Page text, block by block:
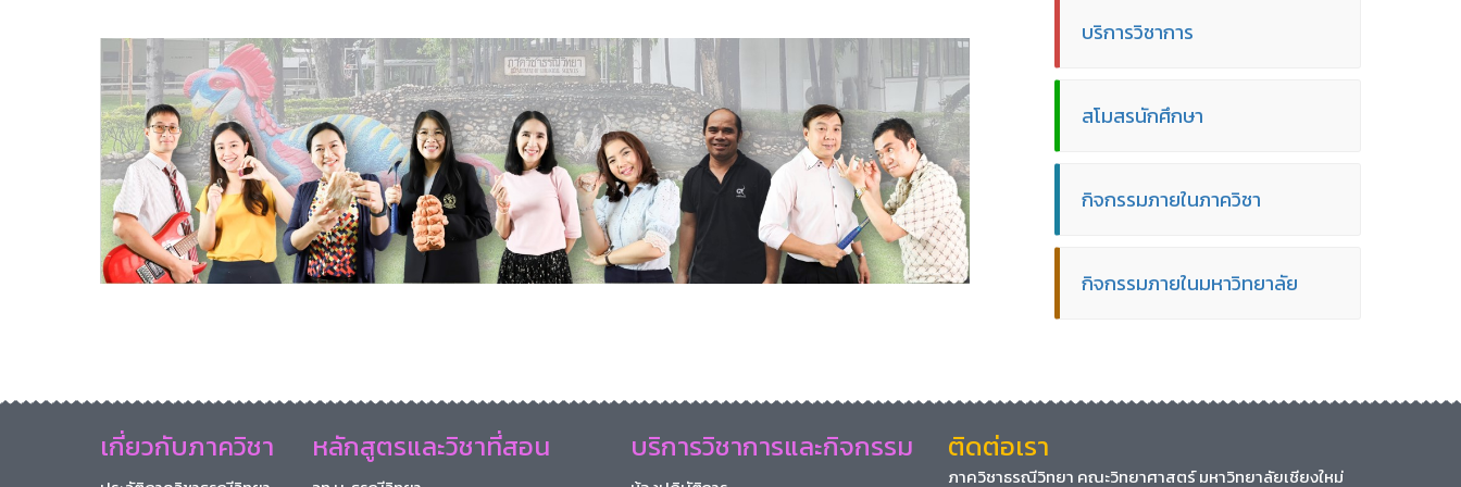
บริการวิชาการ
สโมสรนักศึกษา
กิจกรรมภายในภาควิชา
กิจกรรมภายในมหาวิทยาลัย
เกี่ยวกับภาควิชา หลักสูตรและวิชาที่สอน บริการวิชาการและกิจกรรม ติดต่อเรา
ภาควิชาธรณีวิทยา คณะวิทยาศาสตร์ มหาวิทยาลัยเชียงใหม่